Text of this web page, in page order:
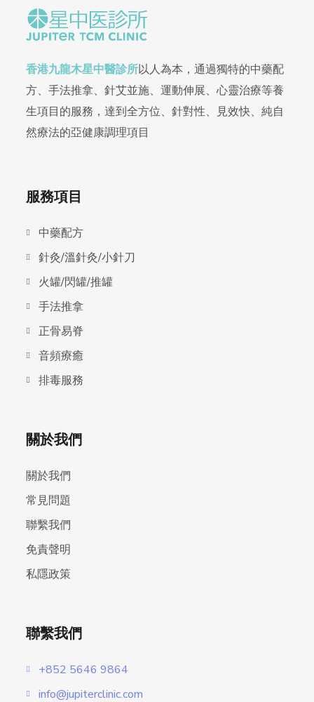
香港九龍木星中醫診所以人為本，通過獨特的中藥配
方、手法推拿、針艾並施、運動伸展、心靈治療等養
生項目的服務，達到全方位、針對性、見效快、純自
然療法的亞健康調理項目
服務項目
中藥配方
針灸/溫針灸/小針刀
火罐/閃罐/推罐
手法推拿
正骨易脊
⾳頻療癒
排毒服務
關於我們
關於我們
常見問題
聯繫我們
免責聲明
私隱政策
聯繫我們
+852 5646 9864
info@jupiterclinic.com